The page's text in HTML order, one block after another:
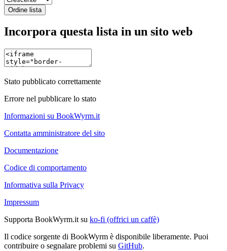
Ordine lista
Incorpora questa lista in un sito web
Stato pubblicato correttamente
Errore nel pubblicare lo stato
Informazioni su BookWyrm.it
Contatta amministratore del sito
Documentazione
Codice di comportamento
Informativa sulla Privacy
Impressum
Supporta BookWyrm.it su ko-fi (offrici un caffè)
Il codice sorgente di BookWyrm è disponibile liberamente. Puoi
contribuire o segnalare problemi su GitHub.